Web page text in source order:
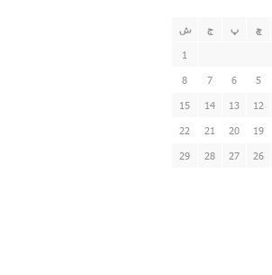
چ پ ج ش
1
5
6
7
8
12
13
14
15
19
20
21
22
26
27
28
29